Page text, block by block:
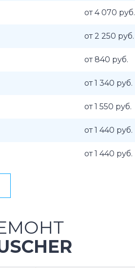
от 4 070 руб.
от 2 250 руб.
от 840 руб.
от 1 340 руб.
от 1 550 руб.
от 1 440 руб.
от 1 440 руб.